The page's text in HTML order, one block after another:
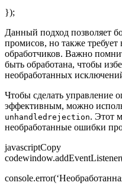
});
Данный подход позволяет
промисов, но также
обработчиков. Важно
быть обработана, чтобы
необработанных
Чтобы сделать управление
эффективным, можно
unhandledrejection. Этот
необработанные ошибки
javascriptCopy